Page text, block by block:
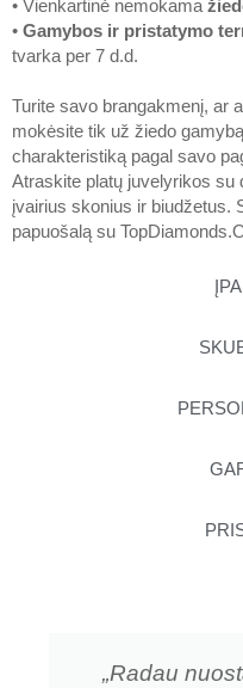
• Vienkartinė nemokama
• Gamybos ir pristatymo
tvarka per 7 d.d.
Turite savo brangakmenį, ar
mokėsite tik už žiedo
charakteristiką pagal savo
Atraskite platų juvelyrikos su
įvairius skonius ir biudžetus.
papuošalą su
„Radau